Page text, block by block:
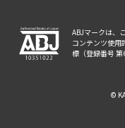
ABJマークは、
コンテンツ使用
標（登録番号 第
©